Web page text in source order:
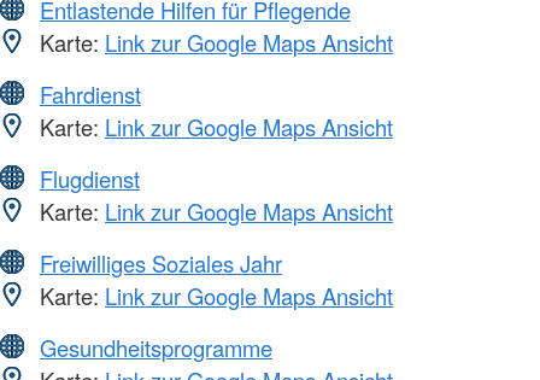
Entlastende Hilfen für Pflegende
Karte: Link zur Google Maps Ansicht
Fahrdienst
Karte: Link zur Google Maps Ansicht
Flugdienst
Karte: Link zur Google Maps Ansicht
Freiwilliges Soziales Jahr
Karte: Link zur Google Maps Ansicht
Gesundheitsprogramme